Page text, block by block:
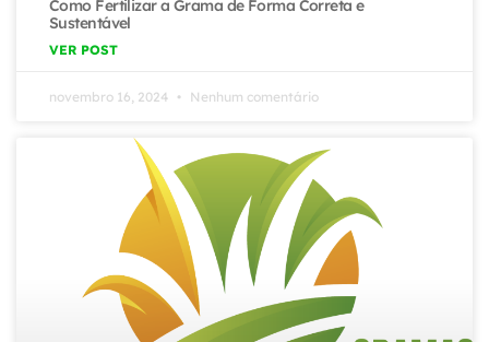
Como Fertilizar a Grama de Forma Correta e
Sustentável
VER POST
novembro 16, 2024 Nenhum comentário